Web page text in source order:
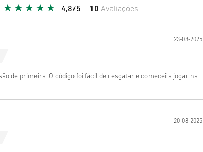
4,8/5 10 Avaliações
23-08-2025
de primeira. O código foi fácil de resgatar e comecei a jogar na
20-08-2025